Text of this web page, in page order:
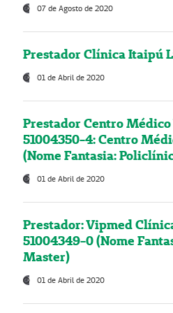
07 de Agosto de 2020
Prestador Clínica Itaipú
01 de Abril de 2020
Prestador Centro
51004350-4: Centro
(Nome Fantasia:
01 de Abril de 2020
Prestador: Vipmed
51004349-0 (Nome
Master)
01 de Abril de 2020